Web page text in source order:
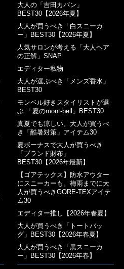
大人の「吉田カバン」
BEST30【2026年夏】
大人が買うべき「白スニーカ
ー」BEST30【2026年夏】
人気サロンが考える「大人ヘア
の正解」SNAP
エディター私物
大人が選ぶべき「メンズ香水」
BEST30
モンベル好きスタイリストが選
ぶ 「夏のmont-bell」BEST30
真夏でも涼しい。大人が買うべ
き「酷暑対策」アイテム30
夏ボーナスで大人が買うべき
「ブランド財布」
BEST30【2026年最新】
【ゴアテックス】防水アウター
にスニーカーも。梅雨までに大
人が買うべきGORE-TEXアイテ
ム30
エディター推し【2026年春夏】
大人が買うべき「トートバッ
グ」BEST30【2026年春夏】
大人が買うべき「黒スニーカ
ー」BEST30【2026年春】